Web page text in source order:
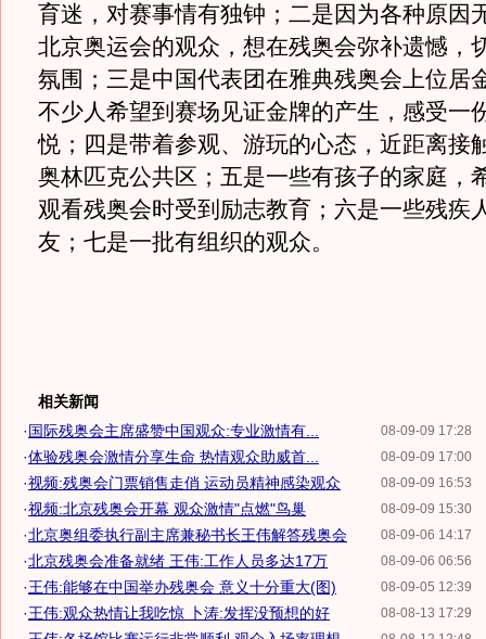
育迷，对赛事情有独钟；二是因为各种原因
北京奥运会的观众，想在残奥会弥补遗憾，
氛围；三是中国代表团在雅典残奥会上位居
不少人希望到赛场见证金牌的产生，感受一
悦；四是带着参观、游玩的心态，近距离接
奥林匹克公共区；五是一些有孩子的家庭，
观看残奥会时受到励志教育；六是一些残疾
友；七是一批有组织的观众。
相关新闻
08-09-09 17:28
·国际残奥会主席盛赞中国观众:专业激情有...
08-09-09 17:00
·体验残奥会激情分享生命 热情观众助威首...
08-09-09 16:53
·视频:残奥会门票销售走俏 运动员精神感染观众
08-09-09 15:30
·视频:北京残奥会开幕 观众激情"点燃"鸟巢
08-09-06 14:17
·北京奥组委执行副主席兼秘书长王伟解答残奥会
08-09-06 06:56
·北京残奥会准备就绪 王伟:工作人员多达17万
08-09-05 12:39
·王伟:能够在中国举办残奥会 意义十分重大(图)
08-08-13 17:29
·王伟:观众热情让我吃惊 卜涛:发挥没预想的好